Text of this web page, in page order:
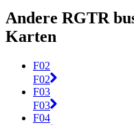
Andere RGTR
Karten
F02
F02
F03
F03
F04